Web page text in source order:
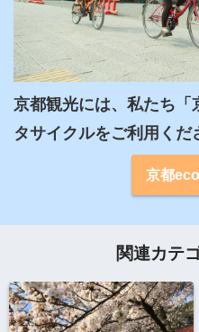
京都観光には、私たち
タサイクルをご利用くだ
京都
関連カテ